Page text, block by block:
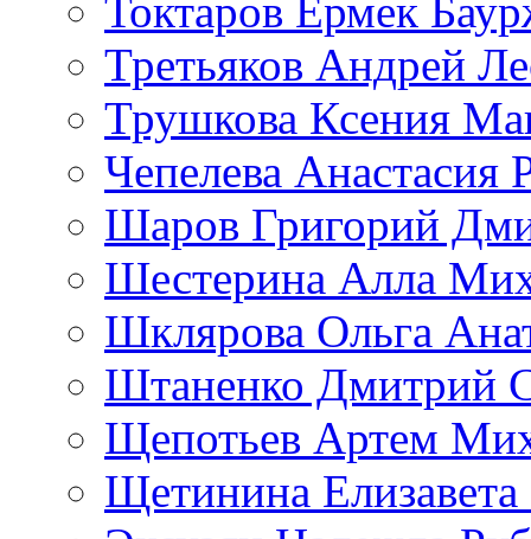
Токтаров Ермек
Третьяков Андрей
Трушкова Ксения
Чепелева Анастасия
Шаров Григорий
Шестерина Алла
Шклярова Ольга
Штаненко Дмитрий
Щепотьев Артем
Щетинина Елизавета